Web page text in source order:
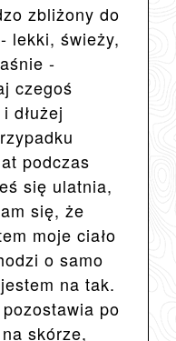
zbliżony do
lekki, świeży,
-
czegoś
dłużej
podczas
się ulatnia,
się, że
moje ciało
o samo
na tak.
po
skórze,